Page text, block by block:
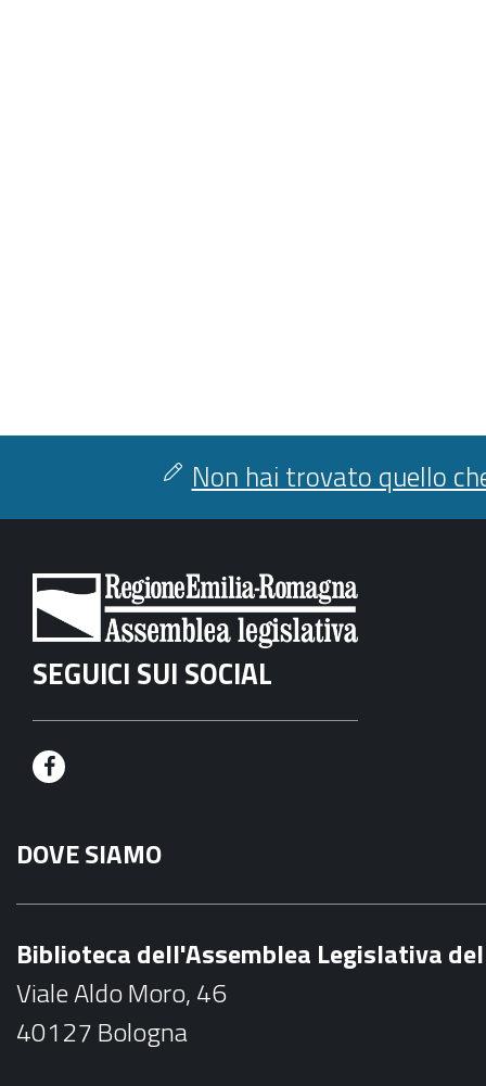
Non hai trovato quello
SEGUICI SUI SOCIAL
F
c
e
k
DOVE SIAMO
Biblioteca dell'Assemblea Legislativa
Viale Aldo Moro, 46
40127 Bologna